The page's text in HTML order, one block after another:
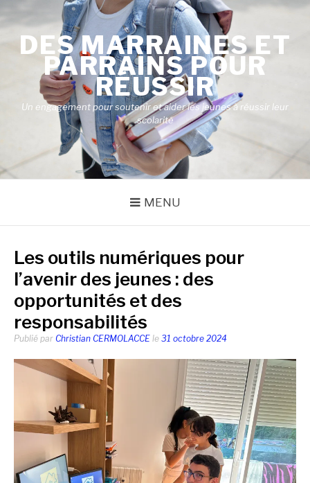
contenuDES MARRAINES ET
PARRAINS POUR
RÉUSSIR
Un engagement pour soutenir et aider les jeunes à réussir leur
scolarité
MENU
Les outils numériques pour
l’avenir des jeunes : des
opportunités et des
responsabilités
Publié par Christian CERMOLACCE le 31 octobre 2024